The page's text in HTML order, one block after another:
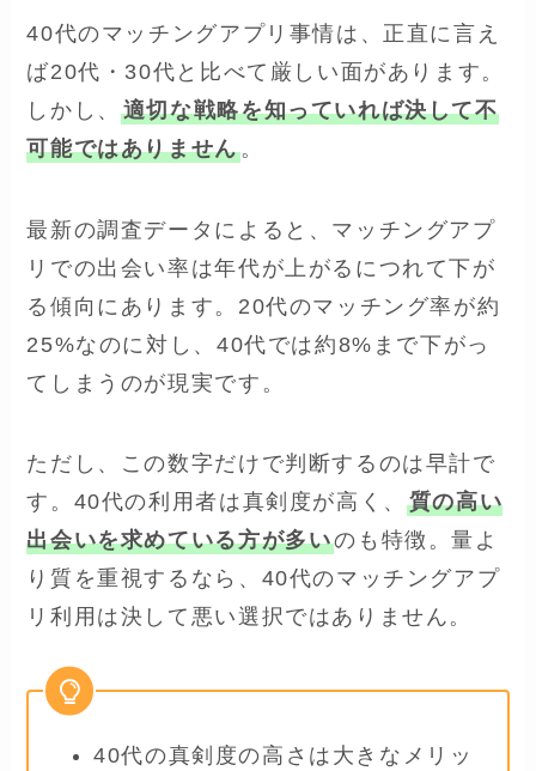
40代のマッチングアプリ事情は、正直に言え
ば20代・30代と比べて厳しい面があります。
しかし、 適切な戦略を知っていれば決して不
可能ではありません。
最新の調査データによると、マッチングアプ
リでの出会い率は年代が上がるにつれて下が
る傾向にあります。20代のマッチング率が約
25%なのに対し、40代では約8%まで下がっ
てしまうのが現実です。
ただし、この数字だけで判断するのは早計で
す。40代の利用者は真剣度が高く、 質の高い
出会いを求めている方が多いのも特徴。量よ
り質を重視するなら、40代のマッチングアプ
リ利用は決して悪い選択ではありません。
40代の真剣度の高さは大きなメリッ